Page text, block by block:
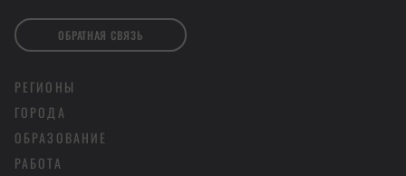
РЕГИОНЫ
ГОРОДА
ОБРАЗОВАНИЕ
РАБОТА
ОБРАТНАЯ СВЯЗЬ